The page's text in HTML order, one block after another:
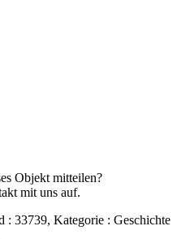
Objekt mitteilen?
mit uns auf.
: 33739, Kategorie : Geschichte